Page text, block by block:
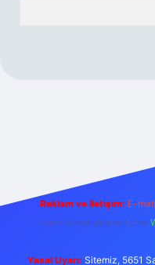
Reklam ve İletişim: E-
forumhizmeti@gmail.com
Yasal Uyarı: Sitemiz, 5651